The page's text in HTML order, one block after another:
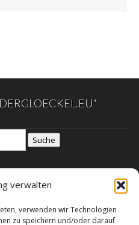
verwalten
verwenden wir Technologien
zu speichern und/oder darauf
Suche